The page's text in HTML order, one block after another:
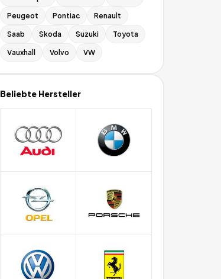
Peugeot Pontiac Renault
Saab Skoda Suzuki Toyota
Vauxhall Volvo VW
Beliebte Hersteller